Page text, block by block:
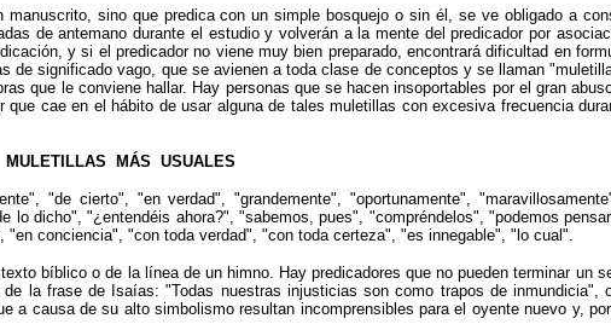
sino que predica con un simple bosquejo o sin él, se ve obligado a
de antemano durante el estudio y volverán a la mente del predi­cador por
y si el predicador no viene muy bien preparado, encontrará dificultad en
de significado vago, que se avienen a toda clase de conceptos y se llaman
que le conviene hallar. Hay personas que se hacen insoportables por el gran
cae en el hábito de usar alguna de tales muletillas con excesiva frecuencia
MULETILLAS MÁS USUALES
"de cierto", "en verdad", "grandemente", "oportunamente",
dicho", "¿entendéis ahora?", "sabemos, pues", "compréndelos", "podemos
conciencia", "con toda verdad", "con toda certeza", "es innegable", "lo cual".
bíblico o de la línea de un himno. Hay predicadores que no pueden terminar un
la frase de Isaías: "Todas nuestras injusticias son como trapos de inmundicia",
a causa de su alto simbolismo resultan incomprensibles para el oyente nuevo y,